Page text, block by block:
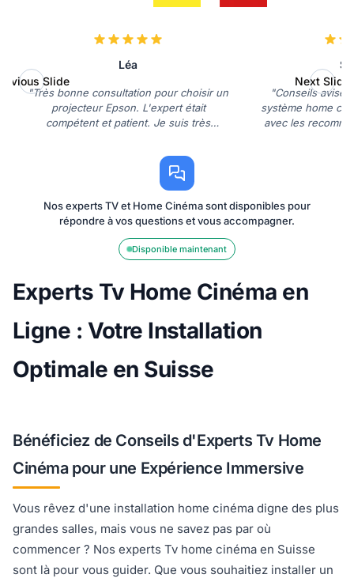
Léa
"Très bonne consultation pour choisir un
projecteur Epson. L'expert était
compétent et patient. Je suis très
"Conseils
système home
avec les
Slide Next Slide
Nos experts TV et Home Cinéma sont disponibles pour
répondre à vos questions et vous accompagner.
Disponible maintenant
Experts Tv Home Cinéma en
Ligne : Votre Installation
Optimale en Suisse
Bénéficiez de Conseils d'Experts Tv Home
Cinéma pour une Expérience Immersive
Vous rêvez d'une installation home cinéma digne des plus
grandes salles, mais vous ne savez pas par où
commencer ? Nos experts Tv home cinéma en Suisse
sont là pour vous guider. Que vous souhaitiez installer un